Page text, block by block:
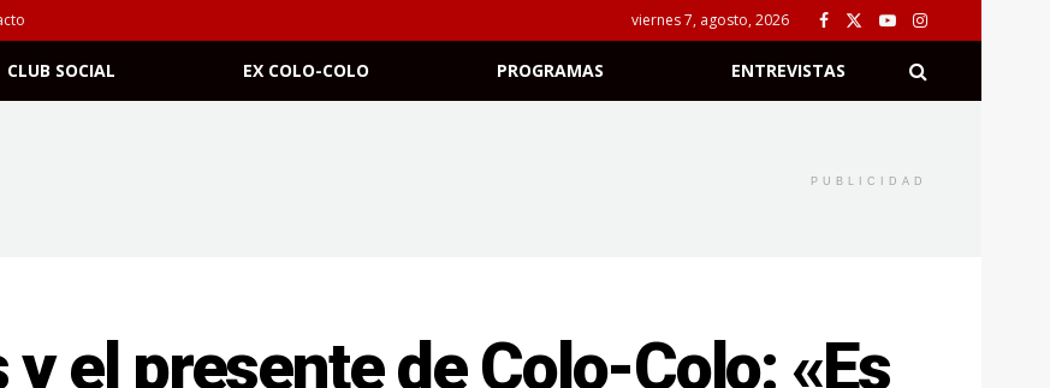
viernes 7, agosto, 2026
CLUB SOCIAL EX COLO-COLO PROGRAMAS ENTREVISTAS
PUBLICIDAD
el presente de Colo-Colo: «Es